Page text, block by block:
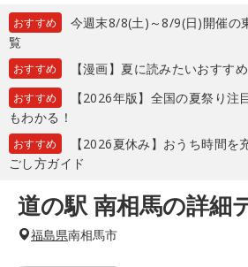
おすすめ
今週末8/8(土)～8/9(日)開催の
覧
おすすめ 【漫画】夏に読みたいおすす
おすすめ
【2026年版】全国の夏祭り
もわかる！
おすすめ
【2026夏休み】おうち時間を
ごし方ガイド
道の駅 南相馬の詳細
福島県南相馬市